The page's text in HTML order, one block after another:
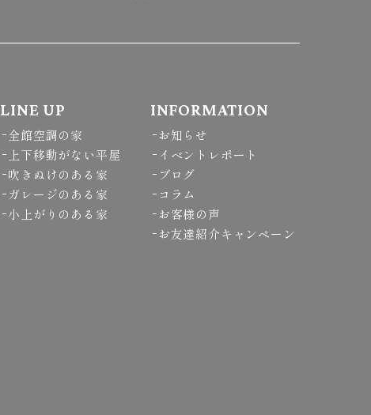
LINE UP
全館空調の家
上下移動がない平屋
吹きぬけのある家
ガレージのある家
小上がりのある家
INFORMATION
お知らせ
イベントレポート
ブログ
コラム
お客様の声
お友達紹介キャンペーン